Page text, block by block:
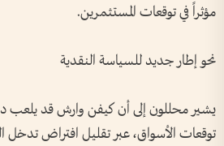
مؤثراً في توقعات المستثمرين.
نحو إطار جديد للسياسة النقدية
يشير محللون إلى أن كيفن وارش قد يلعب
توقعات الأسواق، عبر تقليل افتراض تدخل